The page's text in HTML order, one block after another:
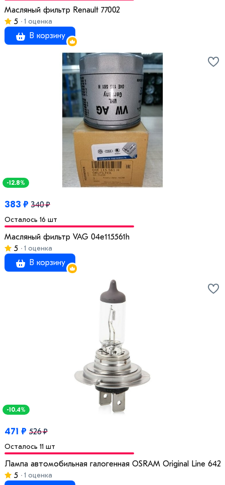
Масляный фильтр Renault 77002
5
1 оценка
В корзину
-12.8%
383 ₽ 340 ₽
Осталось 16 шт
Масляный фильтр VAG 04e115561h
5
1 оценка
В корзину
-10.4%
471 ₽ 526 ₽
Осталось 11 шт
Лампа автомобильная галогенная OSRAM Original Line
5
1 оценка